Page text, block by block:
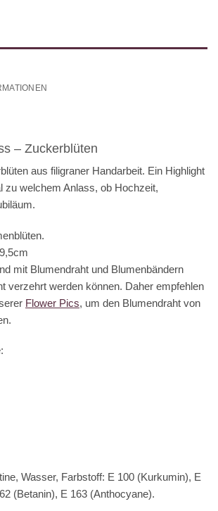
– Zuckerblüten
aus filigraner Handarbeit. Ein Highlight
zu welchem Anlass, ob Hochzeit,
mit Blumendraht und Blumenbändern
verzehrt werden können. Daher empfehlen
Flower Pics, um den Blumendraht von
Wasser, Farbstoff: E 100 (Kurkumin), E
(Betanin), E 163 (Anthocyane).